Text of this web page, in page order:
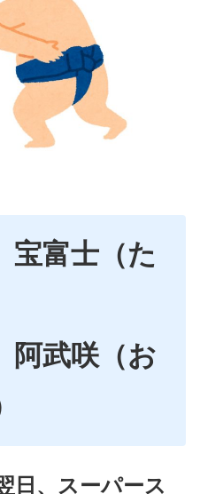
富士（た
武咲（お
日、スーパース